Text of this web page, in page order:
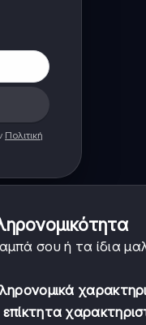
Πολιτική
σου ή τα ίδια
επίκτητα